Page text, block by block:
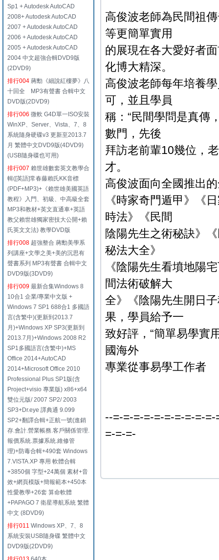
Sp1 + Autodesk AutoCAD
2008+ Autodesk AutoCAD
2007 + Autodesk AutoCAD
2006 + Autodesk AutoCAD
2005 + Autodesk AutoCAD
2004 中文超強合輯DVD9版
(2DVD9)
排行004 蔣勳《細說紅樓夢》八
十回全 MP3有聲書 合輯中文
DVD版(2DVD9)
排行006 微軟 G4D單一ISO安裝
WinXP、Server、Vista、7、8
系統隨身硬碟v3 更新至2013.7
月 繁體中文DVD9版(4DVD9)
(USB隨身碟也可用)
排行007 賴世雄數套英文教學合
輯([英語]常春藤賴氏KK音標
(PDF+MP3)+《賴世雄美國英語
教程》入門、初級、中高級全套
MP3和教材+英文直通車+英語
教父賴世雄獨家密技大公開+賴
氏英文文法) 教學DVD版
排行008 超強整合 蔣勳美學系
列講座+文學之美+美的沉思有
聲書系列 MP3有聲書 合輯中文
DVD9版(3DVD9)
排行009 最新合集Windows 8
10合1 企業/專業中文版 +
Windows 7 SP1 688合1 多國語
言(含繁中)(更新到2013.7
月)+Windows XP SP3(更新到
2013.7月)+Windows 2008 R2
SP1多國語言(含繁中)+MS
Office 2014+AutoCAD
2014+Microsoft Office 2010
Professional Plus SP1版(含
Project+visio 專業版) x86+x64
雙位元版/ 2007 SP2/ 2003
SP3+Dr.eye 譯典通 9.099
SP2+翻譯合輯+正航一號(進銷
存.會計.營業帳務.客戶關係管理.
報價系統.票據系統.維修管
理)+防毒合輯+490套 Windows
7.VISTA.XP 專用 軟體合輯
+3850個 字型+24萬個 素材+音
效+網頁模版+簡報範本+450本
性愛教學+26套 算命軟體
+PAPAGO 7 衛星導航系統 繁體
中文 (8DVD9)
排行011 Windows XP、7、8
系統安裝USB隨身碟 繁體中文
DVD9版(2DVD9)
高俊波老師為民間祖
等更簡單實用
的展現在各大愛好者
化博大精深。
高俊波老師每年培養
可，並且學員
稱：“民間學問是真傳
數門，先後
拜訪老前輩10幾位，
才。
高俊波面向全國推出
《時家奇門遁甲》《
時法》《民間
陰陽先生之術秘訣》
秘法大全》
《陰陽先生看墳地陽
間法術破解大
全》《陰陽先生開日
果，學員給予一
致好評，“簡單易學實
國海外
專業從事易學工作者
--=-=-=-=-=-=-=-=-=-
=-=-=-